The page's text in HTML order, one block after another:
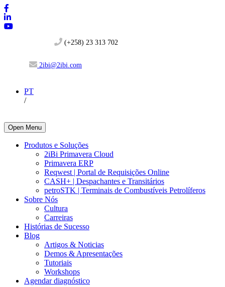
(+258) 23 313 702
2ibi@2ibi.com
PT
/
Open Menu
Produtos e Soluções
2iBi Primavera Cloud
Primavera ERP
Reqwest | Portal de Requisições Online
CASH+ | Despachantes e Transitários
petroSTK | Terminais de Combustíveis Petrolíferos
Sobre Nós
Cultura
Carreiras
Histórias de Sucesso
Blog
Artigos & Noticias
Demos & Apresentações
Tutoriais
Workshops
Agendar diagnóstico